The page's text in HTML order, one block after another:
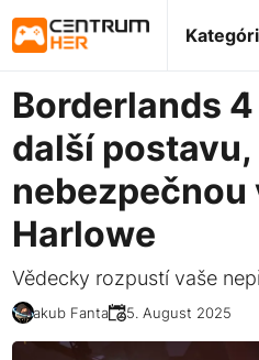
Borderlands
další postavu,
nebezpečnou
Harlowe
Vědecky rozpustí vaše
Jakub Fanta 25. August 2025